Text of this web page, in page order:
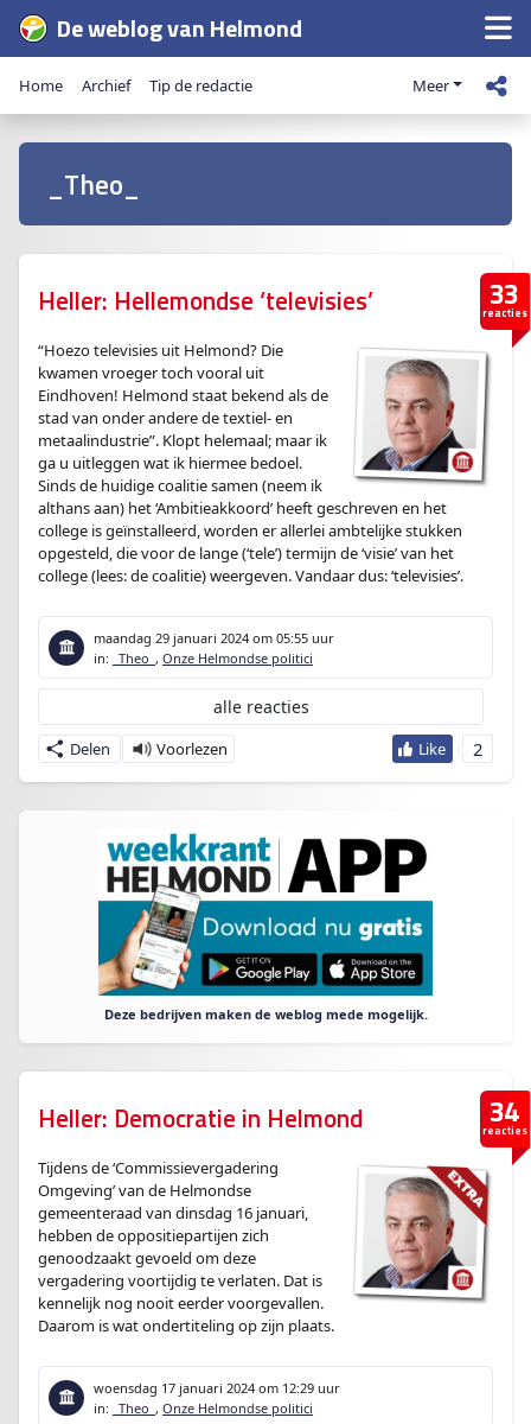
De weblog van Helmond
Home Archief Tip de redactie Meer
_Theo_
33
reacties
Heller: Hellemondse ‘televisies’
“Hoezo televisies uit Helmond? Die
kwamen vroeger toch vooral uit
Eindhoven! Helmond staat bekend als de
stad van onder andere de textiel- en
metaalindustrie”. Klopt helemaal; maar ik
ga u uitleggen wat ik hiermee bedoel.
Sinds de huidige coalitie samen (neem ik
althans aan) het ‘Ambitieakkoord’ heeft geschreven en het
college is geïnstalleerd, worden er allerlei ambtelijke stukken
opgesteld, die voor de lange (‘tele’) termijn de ‘visie’ van het
college (lees: de coalitie) weergeven. Vandaar dus: ‘televisies’.
maandag 29 januari 2024 om 05:55 uur
in: _Theo_ , Onze Helmondse politici
2
Delen
alle reacties
Deze bedrijven maken de weblog mede mogelijk.
34
reacties
Heller: Democratie in Helmond
Tijdens de ‘Commissievergadering
Omgeving’ van de Helmondse
gemeenteraad van dinsdag 16 januari,
hebben de oppositiepartijen zich
genoodzaakt gevoeld om deze
vergadering voortijdig te verlaten. Dat is
kennelijk nog nooit eerder voorgevallen.
Daarom is wat ondertiteling op zijn plaats.
woensdag 17 januari 2024 om 12:29 uur
in: _Theo_ , Onze Helmondse politici